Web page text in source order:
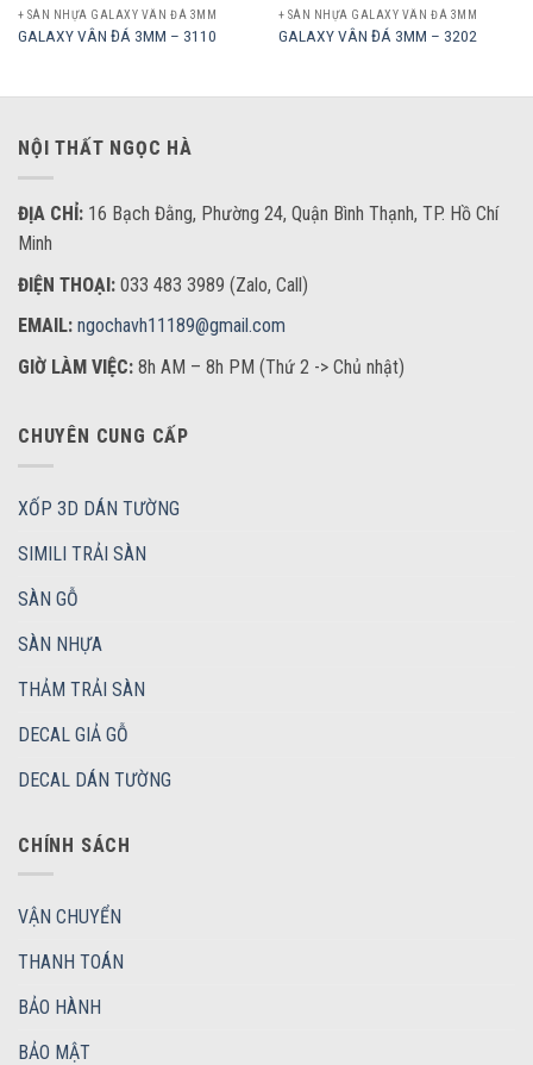
+ SÀN NHỰA GALAXY VÂN ĐÁ 3MM
GALAXY VÂN ĐÁ 3MM – 3110
+ SÀN NHỰA GALAXY VÂN ĐÁ 3MM
GALAXY VÂN ĐÁ 3MM – 3202
NỘI THẤT NGỌC HÀ
ĐỊA CHỈ: 16 Bạch Đằng, Phường 24, Quận Bình Thạnh, TP. Hồ Chí
Minh
ĐIỆN THOẠI: 033 483 3989 (Zalo, Call)
EMAIL: ngochavh11189@gmail.com
GIỜ LÀM VIỆC: 8h AM – 8h PM (Thứ 2 -> Chủ nhật)
CHUYÊN CUNG CẤP
XỐP 3D DÁN TƯỜNG
SIMILI TRẢI SÀN
SÀN GỖ
SÀN NHỰA
THẢM TRẢI SÀN
DECAL GIẢ GỖ
DECAL DÁN TƯỜNG
CHÍNH SÁCH
VẬN CHUYỂN
THANH TOÁN
BẢO HÀNH
BẢO MẬT